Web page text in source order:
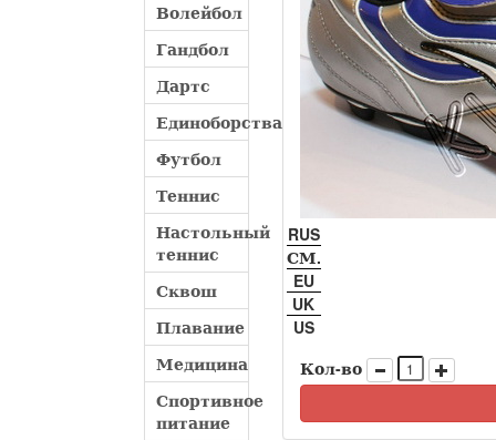
Волейбол
Гандбол
Дартс
Единоборства
Футбол
Теннис
Настольный
теннис
Сквош
Плавание
Медицина
Спортивное
питание
RUS
СМ.
EU
UK
US
Кол-во